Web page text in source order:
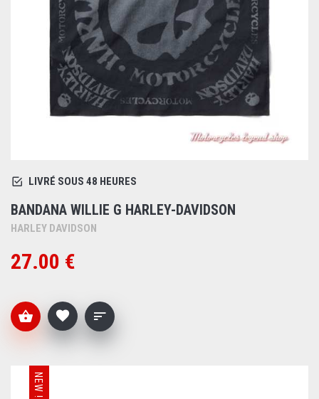
LIVRÉ SOUS 48 HEURES
BANDANA WILLIE G HARLEY-DAVIDSON
HARLEY DAVIDSON
27.00 €
NEW !